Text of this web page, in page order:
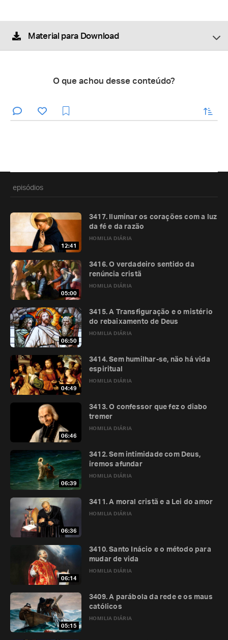
Material para Download
O que achou desse conteúdo?
enviar
episódios
12:41
HOMILIA DIÁRIA
3417. Iluminar os corações com a luz
da fé e da razão
05:00
HOMILIA DIÁRIA
3416. O verdadeiro sentido da
renúncia cristã
06:50
HOMILIA DIÁRIA
3415. A Transfiguração e o mistério
do rebaixamento de Deus
04:49
HOMILIA DIÁRIA
3414. Sem humilhar-se, não há vida
espiritual
06:46
HOMILIA DIÁRIA
3413. O confessor que fez o diabo
tremer
06:39
HOMILIA DIÁRIA
3412. Sem intimidade com Deus,
iremos afundar
06:36
HOMILIA DIÁRIA
3411. A moral cristã e a Lei do amor
06:14
HOMILIA DIÁRIA
3410. Santo Inácio e o método para
mudar de vida
05:15
HOMILIA DIÁRIA
3409. A parábola da rede e os maus
católicos